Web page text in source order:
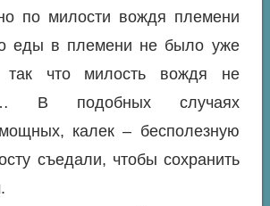
по милости вождя племени
еды в племени не было уже
так что милость вождя не
В подобных случаях
калек – бесполезную
съедали, чтобы сохранить